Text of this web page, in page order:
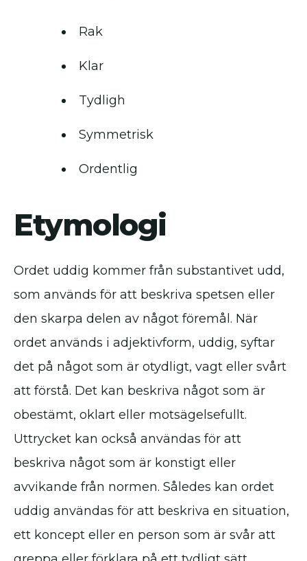
Rak
Klar
Tydligh
Symmetrisk
Ordentlig
Etymologi
Ordet uddig kommer från substantivet udd,
som används för att beskriva spetsen eller
den skarpa delen av något föremål. När
ordet används i adjektivform, uddig, syftar
det på något som är otydligt, vagt eller svårt
att förstå. Det kan beskriva något som är
obestämt, oklart eller motsägelsefullt.
Uttrycket kan också användas för att
beskriva något som är konstigt eller
avvikande från normen. Således kan ordet
uddig användas för att beskriva en situation,
ett koncept eller en person som är svår att